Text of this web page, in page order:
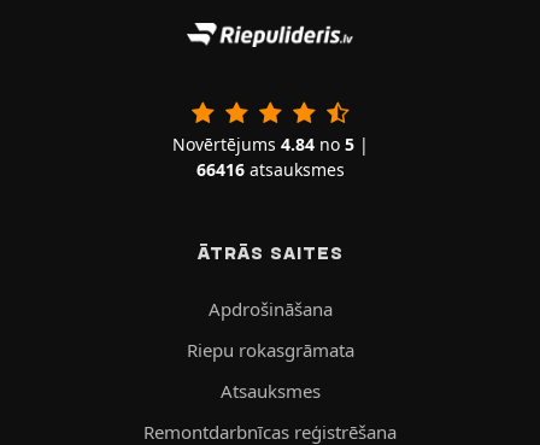
Novērtējums 4.84no 5|
66416atsauksmes
ĀTRĀS SAITES
Apdrošināšana
Riepu rokasgrāmata
Atsauksmes
Remontdarbnīcas reģistrēšana